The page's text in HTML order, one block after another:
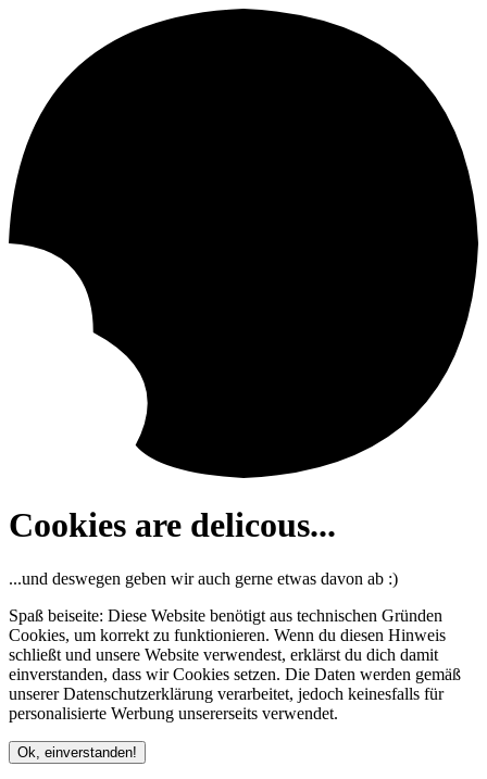
Cookies are delicous...
...und deswegen geben wir auch gerne etwas davon ab :)
Spaß beiseite: Diese Website benötigt aus technischen Gründen
Cookies, um korrekt zu funktionieren. Wenn du diesen Hinweis
schließt und unsere Website verwendest, erklärst du dich damit
einverstanden, dass wir Cookies setzen. Die Daten werden gemäß
unserer Datenschutzerklärung verarbeitet, jedoch keinesfalls für
personalisierte Werbung unsererseits verwendet.
Ok, einverstanden!